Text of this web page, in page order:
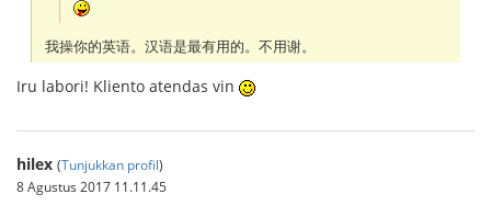
我操你的英语。汉语是最有用的。不用谢。
Iru labori! Kliento atendas vin
hilex (Tunjukkan profil)
8 Agustus 2017 11.11.45